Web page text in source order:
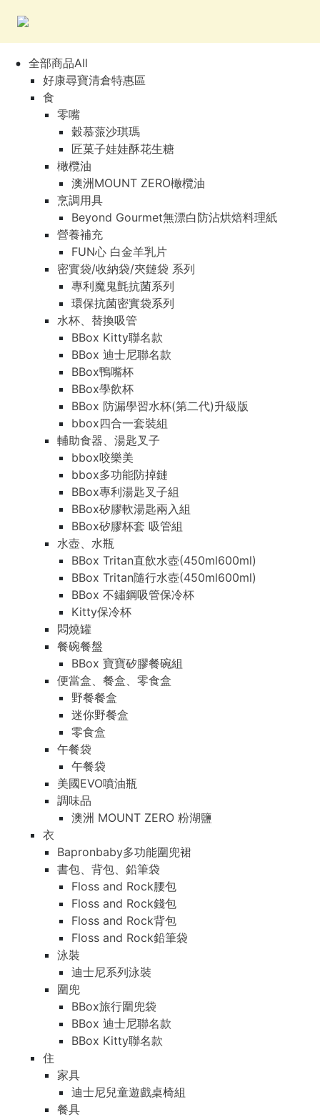
全部商品All
好康尋寶清倉特惠區
食
零嘴
穀慕蒎沙琪瑪
匠菓子娃娃酥花生糖
橄欖油
澳洲MOUNT ZERO橄欖油
烹調用具
Beyond Gourmet無漂白防沾烘焙料理紙
營養補充
FUN心 白金羊乳片
密實袋/收納袋/夾鏈袋 系列
專利魔鬼氈抗菌系列
環保抗菌密實袋系列
水杯、替換吸管
BBox Kitty聯名款
BBox 迪士尼聯名款
BBox鴨嘴杯
BBox學飲杯
BBox 防漏學習水杯(第二代)升級版
bbox四合一套裝組
輔助食器、湯匙叉子
bbox咬樂美
bbox多功能防掉鏈
BBox專利湯匙叉子組
BBox矽膠軟湯匙兩入組
BBox矽膠杯套 吸管組
水壺、水瓶
BBox Tritan直飲水壺(450ml600ml)
BBox Tritan隨行水壺(450ml600ml)
BBox 不鏽鋼吸管保冷杯
Kitty保冷杯
悶燒罐
餐碗餐盤
BBox 寶寶矽膠餐碗組
便當盒、餐盒、零食盒
野餐餐盒
迷你野餐盒
零食盒
午餐袋
午餐袋
美國EVO噴油瓶
調味品
澳洲 MOUNT ZERO 粉湖鹽
衣
Bapronbaby多功能圍兜裙
書包、背包、鉛筆袋
Floss and Rock腰包
Floss and Rock錢包
Floss and Rock背包
Floss and Rock鉛筆袋
泳裝
迪士尼系列泳裝
圍兜
BBox旅行圍兜袋
BBox 迪士尼聯名款
BBox Kitty聯名款
住
家具
迪士尼兒童遊戲桌椅組
餐具